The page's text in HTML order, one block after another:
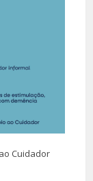
Cuidador